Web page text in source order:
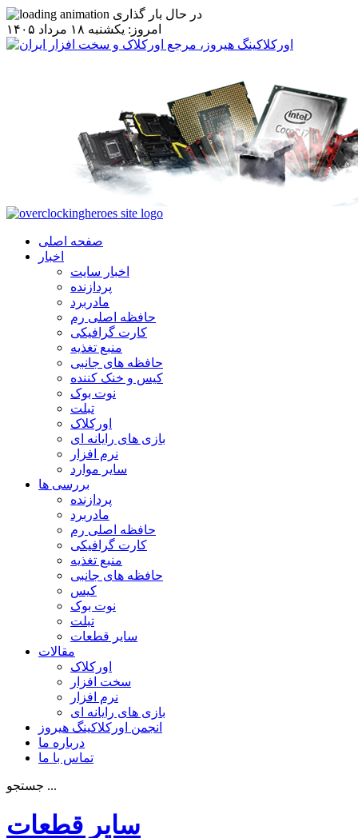
در حال بار گذاری
امروز: يکشنبه ۱۸ مرداد ۱۴۰۵
صفحه اصلی
اخبار
اخبار سایت
پردازنده
مادربرد
حافظه اصلی رم
کارت گرافیکی
منبع تغذیه
حافظه های جانبی
کیس و خنک کننده
نوت بوک
تبلت
اورکلاک
بازی های رایانه ای
نرم افزار
سایر موارد
بررسی ها
پردازنده
مادربرد
حافظه اصلی رم
کارت گرافیکی
منبع تغذیه
حافظه های جانبی
کیس
نوت بوک
تبلت
سایر قطعات
مقالات
اورکلاک
سخت افزار
نرم افزار
بازی های رایانه ای
انجمن اورکلاکینگ هیروز
درباره ما
تماس با ما
جستجو ...
سایر قطعات